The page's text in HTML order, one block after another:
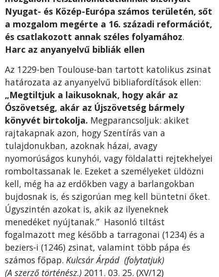
Nyugat- és Közép-Európa számos területén, sőt
a mozgalom megérte a 16. századi reformációt,
és csatlakozott annak széles folyamához.
Harc az anyanyelvű bibliák ellen
Az 1229-ben Toulouse-ban tartott katolikus zsinat
határozata az anyanyelvű bibliafordítások ellen:
„Megtiltjuk a laikusoknak, hogy akár az
Ószövetség, akár az Újszövetség bármely
könyvét birtokolja. Megparancsoljuk: akiket
rajtakapnak azon, hogy Szentírás van a
tulajdonukban, azoknak házai, avagy
nyomorúságos kunyhói, vagy földalatti rejtekhelyei
romboltassanak le. Ezeket a személyeket üldözni
kell, még ha az erdőkben vagy a barlangokban
bujdosnak is, és szigorúan meg kell büntetni őket.
Úgyszintén azokat is, akik az ilyeneknek
menedéket nyújtanak.” Hasonló tiltást
fogalmazott meg később a tarragonai (1234) és a
beziers-i (1246) zsinat, valamint több pápa és
számos főpap. Kulcsár Árpád (folytatjuk)
(A szerző történész.) 2011. 03. 25. (XV/12)